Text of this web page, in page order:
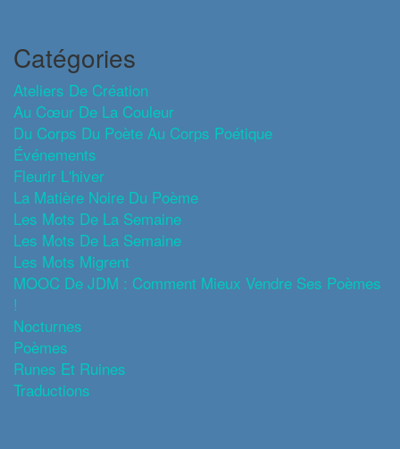
Catégories
Ateliers De Création
Au Cœur De La Couleur
Du Corps Du Poète Au Corps Poétique
Événements
Fleurir L'hiver
La Matière Noire Du Poème
Les Mots De La Semaine
Les Mots De La Semaine
Les Mots Migrent
MOOC De JDM : Comment Mieux Vendre Ses Poèmes
!
Nocturnes
Poèmes
Runes Et Ruines
Traductions